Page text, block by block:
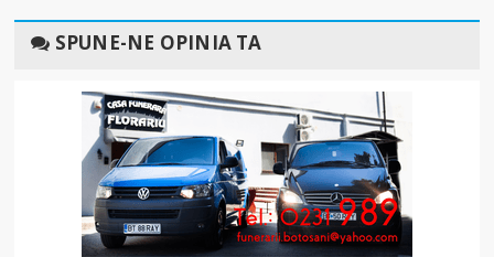
SPUNE-NE OPINIA TA